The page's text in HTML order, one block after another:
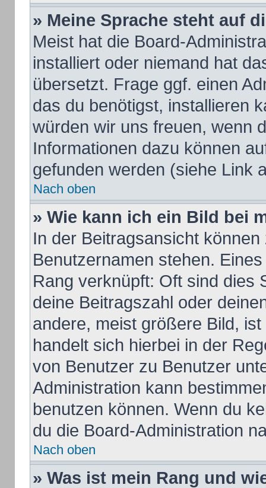
» Meine Sprache steht auf
Meist hat die Board-
installiert oder niemand hat
übersetzt. Frage ggf. einen
das du benötigst, installieren
würden wir uns freuen, wenn
Informationen dazu können
gefunden werden (siehe Link
Nach oben
» Wie kann ich ein Bild bei
In der Beitragsansicht
Benutzernamen stehen.
Rang verknüpft: Oft sind dies
deine Beitragszahl oder
andere, meist größere Bild,
handelt sich hierbei in der
von Benutzer zu Benutzer
Administration kann
benutzen können. Wenn du
du die Board-Administration
Nach oben
» Was ist mein Rang und